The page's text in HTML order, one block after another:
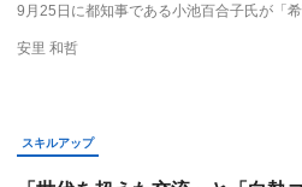
9月25日に都知事である小池百合子氏が「
安里 和哲
スキルアップ